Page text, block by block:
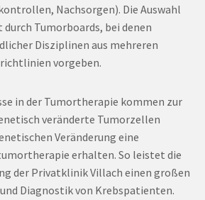
Nachsorgen). Die Auswahl
Tumorboards, bei denen
Disziplinen aus mehreren
vorgeben.
in der Tumortherapie kommen zur
veränderte Tumorzellen
Veränderung eine
erhalten. So leistet die
der Privatklinik Villach einen großen
Diagnostik von Krebspatienten.